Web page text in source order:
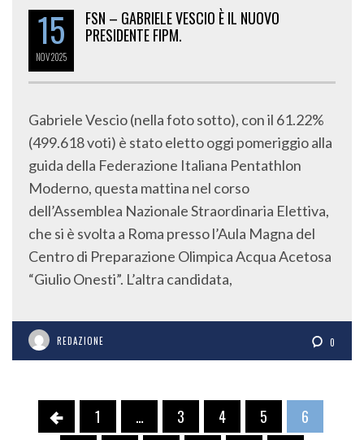
15
NOV2025
FSN – GABRIELE VESCIO È IL NUOVO
PRESIDENTE FIPM.
Gabriele Vescio (nella foto sotto), con il 61.22%
(499.618 voti) è stato eletto oggi pomeriggio alla
guida della Federazione Italiana Pentathlon
Moderno, questa mattina nel corso
dell’Assemblea Nazionale Straordinaria Elettiva,
che si è svolta a Roma presso l’Aula Magna del
Centro di Preparazione Olimpica Acqua Acetosa
“Giulio Onesti”. L’altra candidata,
REDAZIONE 0
1 … 3 4 5
6